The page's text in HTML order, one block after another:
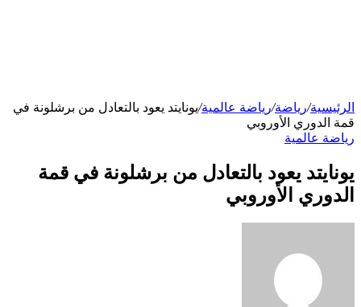
الرئيسية/رياضة/رياضة عالمية/يونايتد يعود بالتعادل من برشلونة في
قمة الدوري الأوروبي
رياضة عالمية
يونايتد يعود بالتعادل من برشلونة في قمة
الدوري الأوروبي